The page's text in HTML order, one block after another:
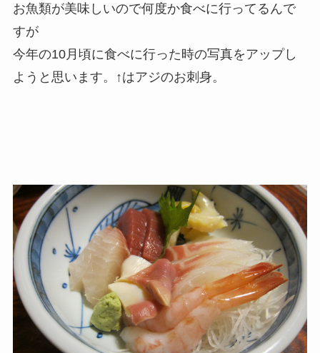
お魚類が美味しいので何度か食べに行ってるんで
すが
今年の10月頃に食べに行った時の写真をアップし
ようと思います。↑はアジのお刺身。